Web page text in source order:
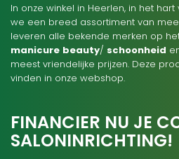
In onze winkel in Heerlen, in het
we een breed assortiment van
leveren alle bekende merken op
manicure beauty/ schoonheid
meest vriendelijke prijzen. Deze
vinden in onze webshop.
FINANCIER NU JE
SALONINRICHTING!